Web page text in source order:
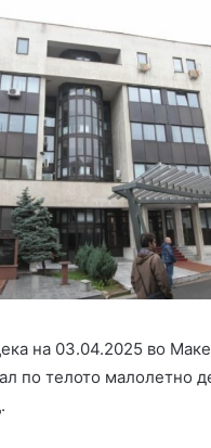
на 03.04.2025 во
по телото малолетно